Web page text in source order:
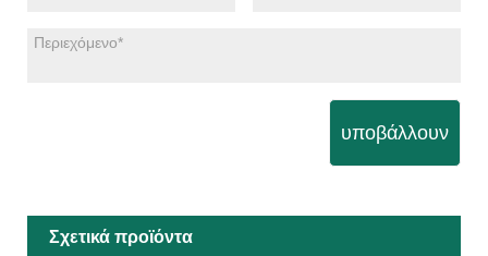
υποβάλλουν
Σχετικά προϊόντα